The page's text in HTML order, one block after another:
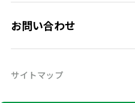
お問い合わせ
サイトマップ